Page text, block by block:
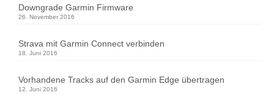
Downgrade Garmin Firmware
26. November 2016
Strava mit Garmin Connect verbinden
18. Juni 2016
Vorhandene Tracks auf den Garmin Edge übertragen
12. Juni 2016